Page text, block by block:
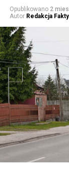
Opublikowano 2
Autor Redakcja